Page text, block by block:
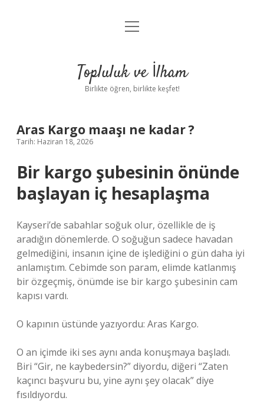
Anasayfa
Yasal Uyarı
menüyü
Topluluk ve İlham
Birlikte öğren, birlikte keşfet!
Aras Kargo maaşı ne kadar ?
Tarih: Haziran 18, 2026
Bir kargo şubesinin önünde
başlayan iç hesaplaşma
Kayseri’de sabahlar soğuk olur, özellikle de iş
aradığın dönemlerde. O soğuğun sadece havadan
gelmediğini, insanın içine de işlediğini o gün daha iyi
anlamıştım. Cebimde son param, elimde katlanmış
bir özgeçmiş, önümde ise bir kargo şubesinin cam
kapısı vardı.
O kapının üstünde yazıyordu: Aras Kargo.
O an içimde iki ses aynı anda konuşmaya başladı.
Biri “Gir, ne kaybedersin?” diyordu, diğeri “Zaten
kaçıncı başvuru bu, yine aynı şey olacak” diye
fısıldıyordu.